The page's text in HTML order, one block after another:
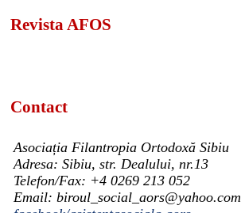
Revista AFOS
Contact
Asociația Filantropia Ortodoxă Sibiu
Adresa: Sibiu, str. Dealului, nr.13
Telefon/Fax: +4 0269 213 052
Email: biroul_social_aors@yahoo.com